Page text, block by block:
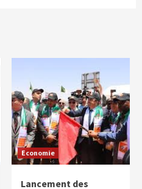
Economie
Lancement des